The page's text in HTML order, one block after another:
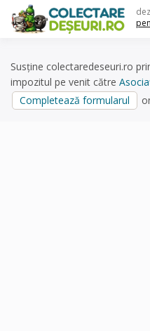
content
Susține colectaredeseuri.ro
impozitul pe venit către
Completează formularul